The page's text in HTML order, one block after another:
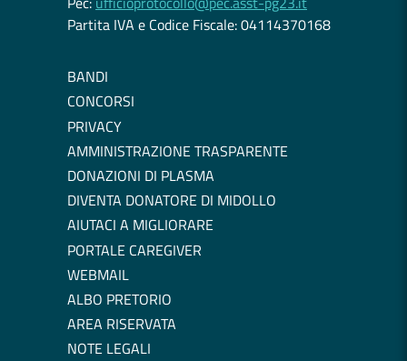
Partita IVA e Codice Fiscale: 04114370168
BANDI
CONCORSI
PRIVACY
AMMINISTRAZIONE TRASPARENTE
DONAZIONI DI PLASMA
DIVENTA DONATORE DI MIDOLLO
AIUTACI A MIGLIORARE
PORTALE CAREGIVER
WEBMAIL
ALBO PRETORIO
AREA RISERVATA
NOTE LEGALI